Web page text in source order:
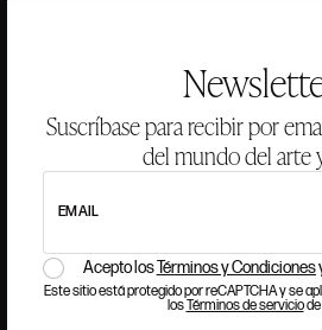
Suscríbase para recibir por
del mundo del arte
EMAIL
Acepto losTérminos y Condiciones
Este sitio está protegido por reCAPTCHA y se
losTérminos de serviciode
DÓNDE ESTAMOS
ALCALÁ, 52. MADRID
10H-14H Y 16:30H-20H
(+34) 915 328 515